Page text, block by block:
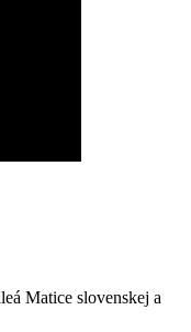
Matice slovenskej a